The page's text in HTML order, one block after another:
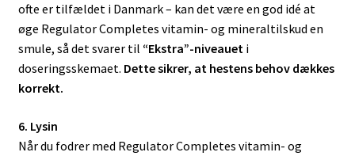
ofte er tilfældet i Danmark – kan det være en god idé at
øge Regulator Completes vitamin- og mineraltilskud en
smule, så det svarer til “Ekstra”-niveaueti
doseringsskemaet. Dette sikrer, at hestens behov dækkes
korrekt.
6. Lysin
Når du fodrer med Regulator Completes vitamin- og